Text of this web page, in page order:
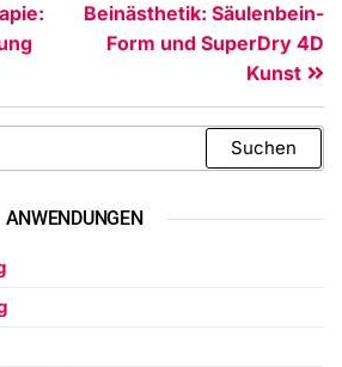
Beinästhetik: Säulenbein-
Form und SuperDry 4D
Kunst
ANWENDUNGEN